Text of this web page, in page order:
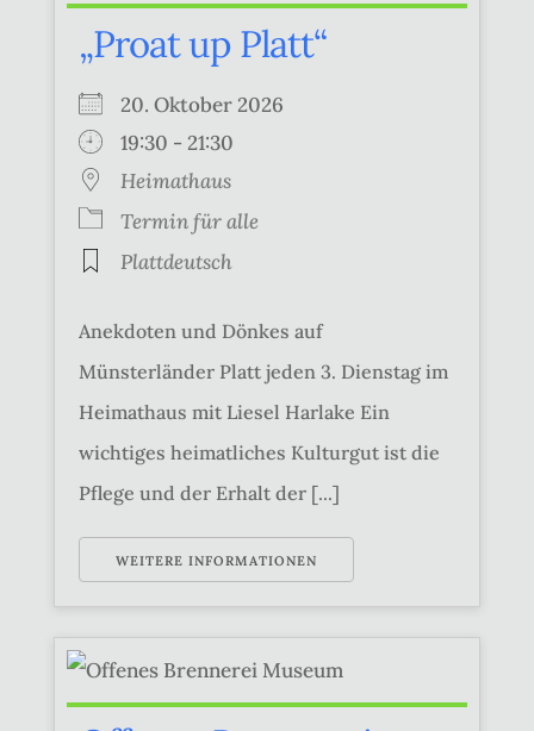
„Proat up Platt“
20. Oktober 2026
19:30 - 21:30
Heimathaus
Termin für alle
Plattdeutsch
Anekdoten und Dönkes auf
Münsterländer Platt jeden 3. Dienstag im
Heimathaus mit Liesel Harlake Ein
wichtiges heimatliches Kulturgut ist die
Pflege und der Erhalt der [...]
WEITERE INFORMATIONEN